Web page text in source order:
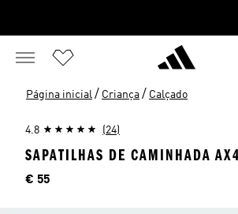
Página inicial / Criança / Calçado
4.8 (24)
SAPATILHAS DE CAMINHADA
Preço
€ 55